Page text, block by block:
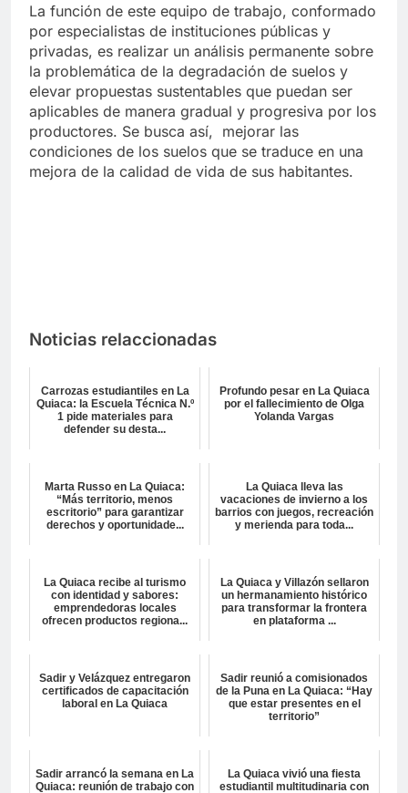
La función de este equipo de trabajo, conformado
por especialistas de instituciones públicas y
privadas, es realizar un análisis permanente sobre
la problemática de la degradación de suelos y
elevar propuestas sustentables que puedan ser
aplicables de manera gradual y progresiva por los
productores. Se busca así, mejorar las
condiciones de los suelos que se traduce en una
mejora de la calidad de vida de sus habitantes.
Noticias relaccionadas
Carrozas estudiantiles en La
Quiaca: la Escuela Técnica N.º
1 pide materiales para
defender su desta...
Profundo pesar en La Quiaca
por el fallecimiento de Olga
Yolanda Vargas
Marta Russo en La Quiaca:
“Más territorio, menos
escritorio” para garantizar
derechos y oportunidade...
La Quiaca lleva las
vacaciones de invierno a los
barrios con juegos, recreación
y merienda para toda...
La Quiaca recibe al turismo
con identidad y sabores:
emprendedoras locales
ofrecen productos regiona...
La Quiaca y Villazón sellaron
un hermanamiento histórico
para transformar la frontera
en plataforma ...
Sadir y Velázquez entregaron
certificados de capacitación
laboral en La Quiaca
Sadir reunió a comisionados
de la Puna en La Quiaca: “Hay
que estar presentes en el
territorio”
Sadir arrancó la semana en La
Quiaca: reunión de trabajo con
La Quiaca vivió una fiesta
estudiantil multitudinaria con